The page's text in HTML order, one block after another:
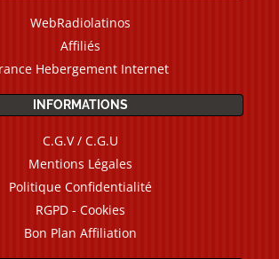
WebRadiolatinos
Affiliés
Hebergement Internet
INFORMATIONS
C.G.V / C.G.U
Mentions Légales
Politique Confidentialité
RGPD - Cookies
Bon Plan Affiliation